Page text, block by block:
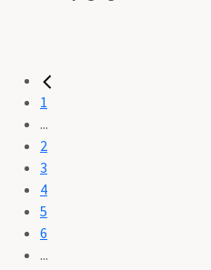
1
...
2
3
4
5
6
...